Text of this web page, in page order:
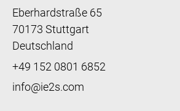
Eberhardstraße 65
70173 Stuttgart
Deutschland
+49 152 0801 6852
info@ie2s.com